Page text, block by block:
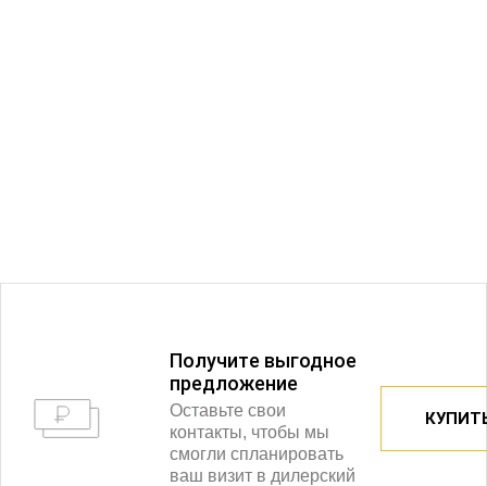
Получитe выгодное
предложение
Оставьте свои
контакты, чтобы мы
смогли спланировать
ваш визит в дилерский